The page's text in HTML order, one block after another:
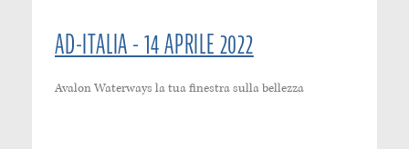
AD-ITALIA - 14 APRILE 2022
Avalon Waterways la tua finestra sulla bellezza